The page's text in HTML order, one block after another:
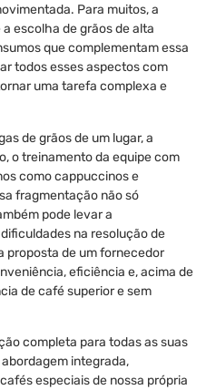
Para muitos, a
escolha de grãos de alta
que complementam essa
todos esses aspectos com
uma tarefa complexa e
de grãos de um lugar, a
o treinamento da equipe com
como cappuccinos e
fragmentação não só
pode levar a
na resolução de
proposta de um fornecedor
eficiência e, acima de
de café superior e sem
completa para todas as suas
integrada,
especiais de nossa própria